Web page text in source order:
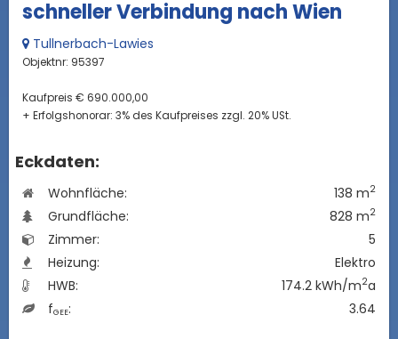
schneller Verbindung nach Wien
Tullnerbach-Lawies
Objektnr: 95397
Kaufpreis € 690.000,00
+ Erfolgshonorar: 3% des Kaufpreises zzgl. 20% USt.
Eckdaten:
Wohnfläche: 138 m2
Grundfläche: 828 m2
Zimmer:
5
Heizung:
Elektro
HWB:
174.2 kWh/m2a
fGEE: 3.64